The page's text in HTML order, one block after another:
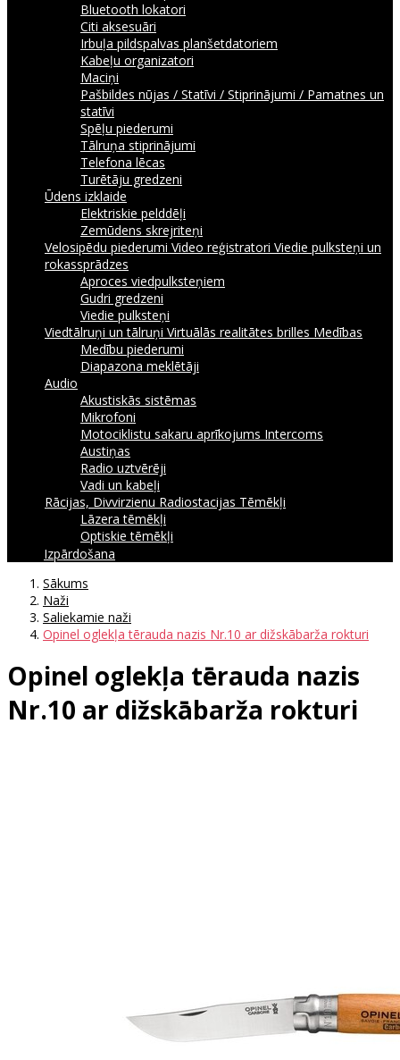
Bluetooth lokatori
Citi aksesuāri
Irbuļa pildspalvas planšetdatoriem
Kabeļu organizatori
Maciņi
Pašbildes nūjas / Statīvi / Stiprinājumi / Pamatnes un
statīvi
Spēļu piederumi
Tālruņa stiprinājumi
Telefona lēcas
Turētāju gredzeni
Ūdens izklaide
Elektriskie pelddēļi
Zemūdens skrejriteņi
Velosipēdu piederumi Video reģistratori Viedie pulksteņi un
rokassprādzes
Aproces viedpulksteņiem
Gudri gredzeni
Viedie pulksteņi
Viedtālruņi un tālruņi Virtuālās realitātes brilles Medības
Medību piederumi
Diapazona meklētāji
Audio
Akustiskās sistēmas
Mikrofoni
Motociklistu sakaru aprīkojums Intercoms
Austiņas
Radio uztvērēji
Vadi un kabeļi
Rācijas, Divvirzienu Radiostacijas Tēmēkļi
Lāzera tēmēkļi
Optiskie tēmēkļi
Izpārdošana
Sākums
Naži
Saliekamie naži
Opinel oglekļa tērauda nazis Nr.10 ar dižskābarža rokturi
Opinel oglekļa tērauda nazis
Nr.10 ar dižskābarža rokturi